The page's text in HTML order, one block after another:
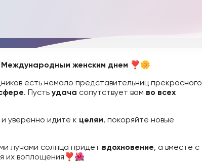
Международным женским днем ❣️🌼
есть немало представительниц прекрасного
. Пусть удача сопутствует вам во всех
и уверенно идите к целям, покоряйте новые
лучами солнца придет вдохновение, а вместе с
их воплощения❣️🌺